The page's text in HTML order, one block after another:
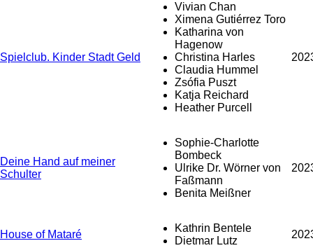
Spielclub. Kinder Stadt Geld
Vivian Chan
Ximena Gutiérrez Toro
Katharina von
Hagenow
Christina Harles
Claudia Hummel
Zsófia Puszt
Katja Reichard
Heather Purcell
Deine Hand auf meiner
Schulter
Sophie-Charlotte
Bombeck
Ulrike Dr. Wörner von
Faßmann
Benita Meißner
House of Mataré
Kathrin Bentele
Dietmar Lutz